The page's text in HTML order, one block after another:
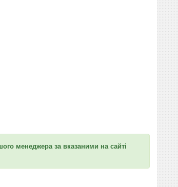
менеджера за вказаними на сайті